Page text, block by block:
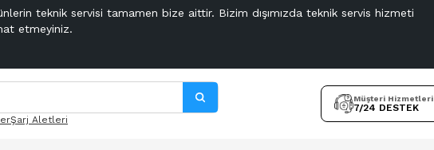
teknik servisi tamamen bize aittir. Bizim dışımızda teknik servis hizmeti
etmeyiniz.
Şarj Aletleri
Müşteri Hizmetleri
7/24 DESTEK